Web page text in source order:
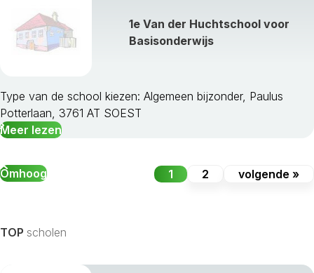
1e Van der Huchtschool voor
Basisonderwijs
Type van de school kiezen: Algemeen bijzonder, Paulus
Potterlaan, 3761 AT SOEST
Meer lezen
Omhoog 1 2 volgende »
TOP scholen